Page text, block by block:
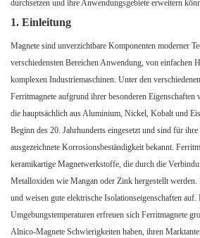
durchsetzen und ihre Anwendungsgebiete erweitern
1. Einleitung
Magnete sind unverzichtbare Komponenten moderner
verschiedensten Bereichen Anwendung, von einfachen
komplexen Industriemaschinen. Unter den
Ferritmagnete aufgrund ihrer besonderen
die hauptsächlich aus Aluminium, Nickel, Kobalt und
Beginn des 20. Jahrhunderts eingesetzt und sind für
ausgezeichnete Korrosionsbeständigkeit bekannt.
keramikartige Magnetwerkstoffe, die durch die
Metalloxiden wie Mangan oder Zink hergestellt
und weisen gute elektrische Isolationseigenschaften
Umgebungstemperaturen erfreuen sich Ferritmagnete
Alnico-Magnete Schwierigkeiten haben, ihren